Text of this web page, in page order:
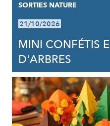
SORTIES NATURE
21/10/2026
MINI CONFÉTIS
D'ARBRES